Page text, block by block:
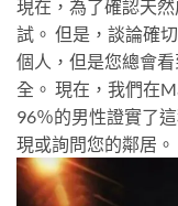
現在，為了確認天
試。 但是，談論確
個人，但是您總會
全。 現在，我們在
96％的男性證實了
現或詢問您的鄰居。